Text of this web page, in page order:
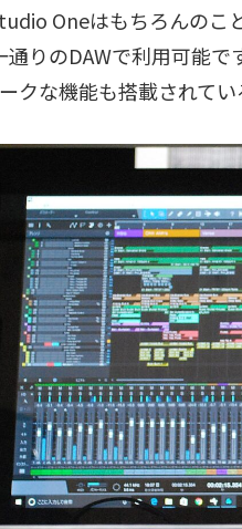
Oneはもちろんのこ
りのDAWで利用可能で
クな機能も搭載されて